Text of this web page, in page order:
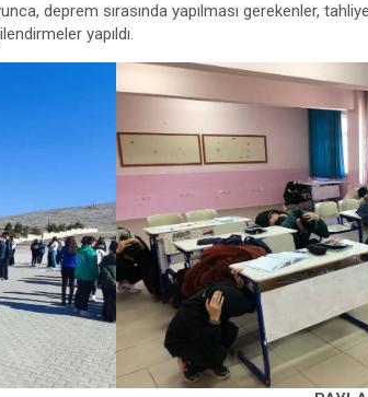
deprem sırasında yapılması gerekenler,
yapıldı.